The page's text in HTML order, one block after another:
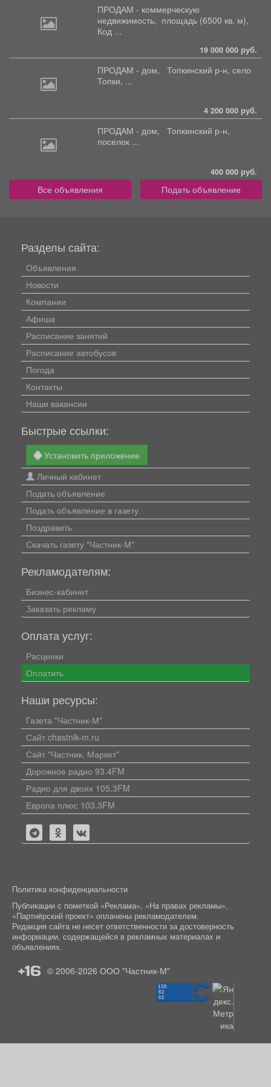
ПРОДАМ - коммерческую
недвижимость, площадь (6500 кв. м),
Код ...
19 000 000 руб.
ПРОДАМ - дом,
Топкинский р-н, село
Топки, ...
4 200 000 руб.
ПРОДАМ - дом,
Топкинский р-н,
поселок ...
400 000 руб.
Все объявления Подать объявление
Разделы сайта:
Объявления
Новости
Компании
Афиша
Расписание занятий
Расписание автобусов
Погода
Контакты
Наши вакансии
Быстрые ссылки:
Установить приложение
Личный кабинет
Подать объявление
Подать объявление в газету
Поздравить
Скачать газету "Частник-М"
Рекламодателям:
Бизнес-кабинет
Заказать рекламу
Оплата услуг:
Расценки
Оплатить
Наши ресурсы:
Газета "Частник-М"
Сайт chastnik-m.ru
Сайт "Частник. Маркет"
Дорожное радио 93.4FM
Радио для двоих 105.3FM
Европа плюс 103.3FM
Политика конфиденциальности
Публикации с пометкой «Реклама», «На правах рекламы»,
«Партнёрский проект» оплачены рекламодателем.
Редакция сайта не несет ответственности за достоверность
информации, содержащейся в рекламных материалах и
объявлениях.
+16 © 2006-2026 ООО "Частник-М"